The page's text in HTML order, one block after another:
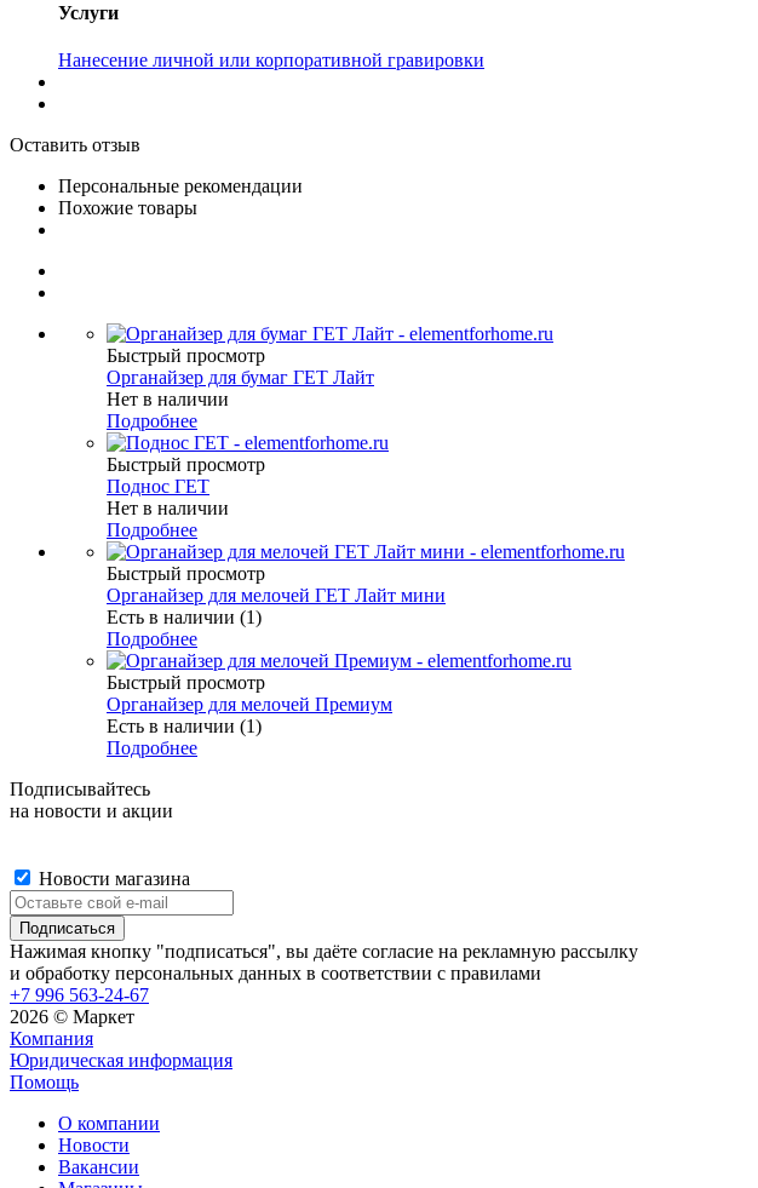
Услуги
Нанесение личной или корпоративной гравировки
Оставить отзыв
Персональные рекомендации
Похожие товары
Быстрый просмотр
Органайзер для бумаг ГЕТ Лайт
Нет в наличии
Подробнее
Быстрый просмотр
Поднос ГЕТ
Нет в наличии
Подробнее
Быстрый просмотр
Органайзер для мелочей ГЕТ Лайт мини
Есть в наличии (1)
Подробнее
Быстрый просмотр
Органайзер для мелочей Премиум
Есть в наличии (1)
Подробнее
Подписывайтесь
на новости и акции
Новости магазина
Нажимая кнопку "подписаться", вы даёте согласие на рекламную рассылку
и обработку персональных данных в соответствии с правилами
+7 996 563-24-67
2026 © Маркет
Компания
Юридическая информация
Помощь
О компании
Новости
Вакансии